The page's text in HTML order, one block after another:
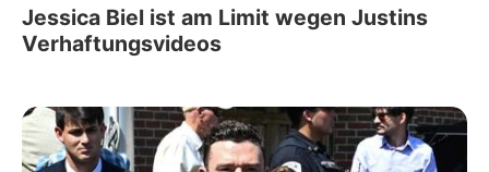
Jessica Biel ist am Limit wegen Justins
Verhaftungsvideos